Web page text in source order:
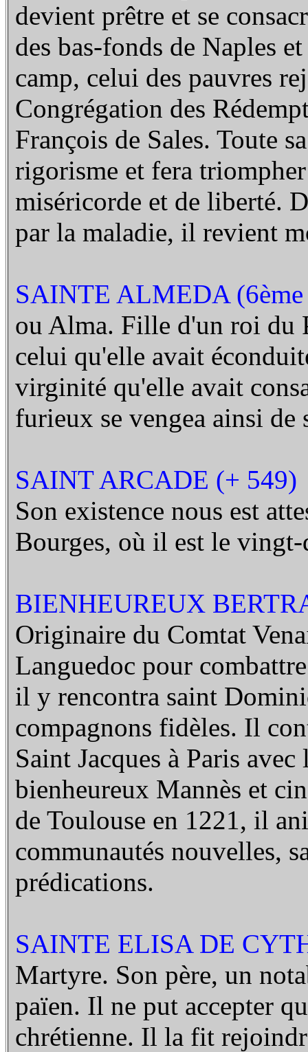
devient prêtre et se
des bas-fonds de Naples
camp, celui des pauvres
Congrégation des
François de Sales. Toute
rigorisme et fera
miséricorde et de liberté.
par la maladie, il revient
SAINTE ALMEDA (6ème
ou Alma. Fille d'un roi du
celui qu'elle avait
virginité qu'elle avait
furieux se vengea ainsi de
SAINT ARCADE (+ 549)
Son existence nous est
Bourges, où il est le vingt-
BIENHEUREUX
Originaire du Comtat
Languedoc pour
il y rencontra saint
compagnons fidèles. Il
Saint Jacques à Paris
bienheureux Mannès et
de Toulouse en 1221, il
communautés nouvelles,
prédications.
SAINTE ELISA DE
Martyre. Son père, un
païen. Il ne put accepter
chrétienne. Il la fit